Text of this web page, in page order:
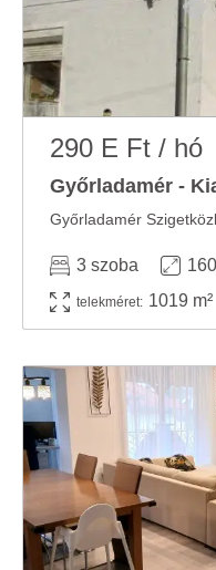
290 E Ft / hó
Győrladamér -
3 szoba
telekméret: 1019 m²